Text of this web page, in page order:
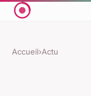
Accueil›Actu